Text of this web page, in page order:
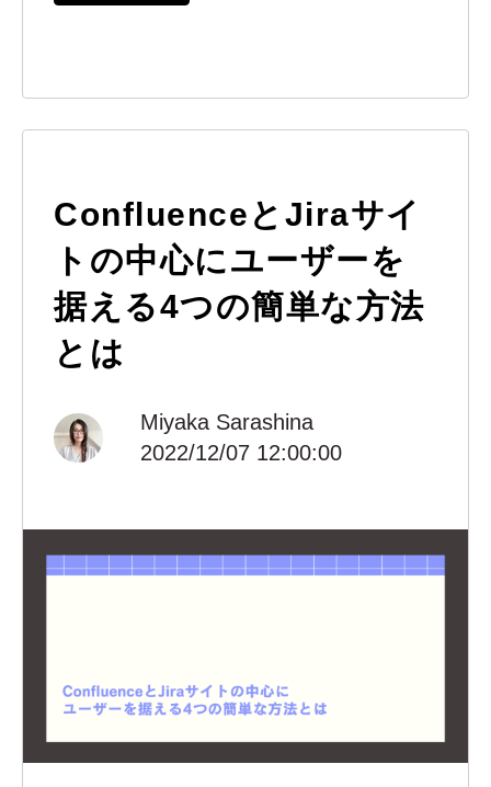
ConfluenceとJiraサイ
トの中心にユーザーを
据える4つの簡単な方法
とは
Miyaka Sarashina
2022/12/07 12:00:00